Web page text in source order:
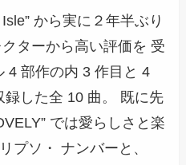
から実に２年半ぶり
ターから高い評価を 受
4 部作の内 3 作目と 4
した全 10 曲。 既に先
では愛らしさと楽
プソ・ ナンバーと、